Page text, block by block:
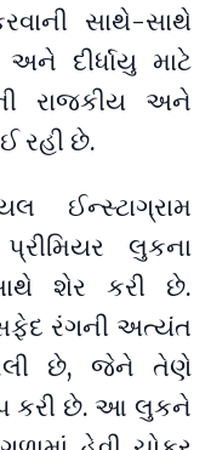
સાથે-સાથે
અને દીર્ધાયુ માટે
રાજકીય અને
રહી છે.
ઈન્સ્ટાગ્રામ
લુકના
શેર કરી છે.
રંગની અત્યંત
છે, જેને તેણે
કરી છે. આ લુકને